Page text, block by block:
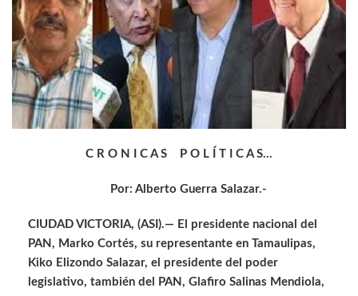
C R O N I C A S P O L Í T I C A S…
Por: Alberto Guerra Salazar.-
CIUDAD VICTORIA, (ASI).— El presidente nacional del
PAN, Marko Cortés, su representante en Tamaulipas,
Kiko Elizondo Salazar, el presidente del poder
legislativo, también del PAN, Glafiro Salinas Mendiola,